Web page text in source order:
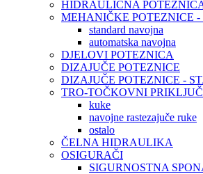
HIDRAULIČNA
MEHANIČKE POTEZNICE -
standard navojna
automatska navojna
DJELOVI POTEZNICA
DIZAJUČE POTEZNICE
DIZAJUČE POTEZNICE -
TRO-TOČKOVNI
kuke
navojne rastezajuče ruke
ostalo
ČELNA HIDRAULIKA
OSIGURAČI
SIGURNOSTNA